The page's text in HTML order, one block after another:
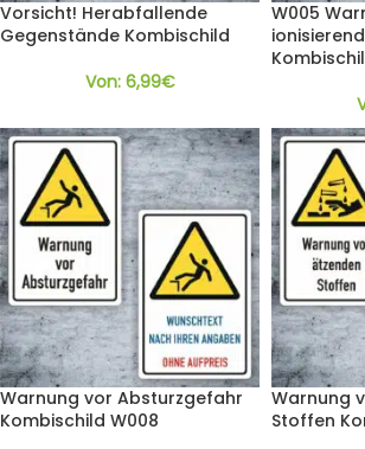
Vorsicht! Herabfallende
Gegenstände Kombischild
Von: 6,99€
W005
Warnung vor Absturzgefahr
Kombischild W008
Warnung
Stoffen